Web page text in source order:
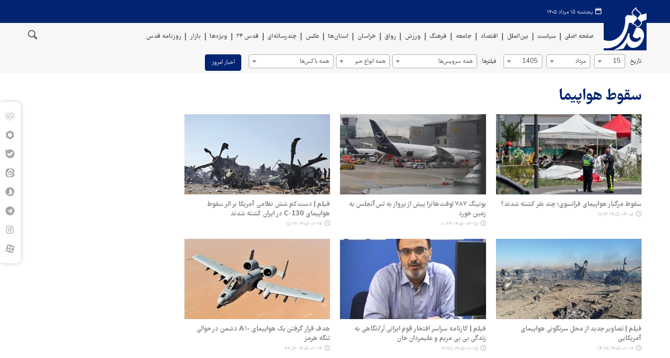
پنجشنبه ۱۵ مرداد ۱۴۰۵
صفحه اصلی سیاست بین‌الملل اقتصاد جامعه فرهنگ ورزش رواق خراسان استان‌ها عکس چندرسانه‌ای قدس ۲۴ ویژه‌ها بازار روزنامه قدس
تاریخ 15 مرداد 1405 فیلترها همه سرویس‌ها همه انواع خبر همه باکس‌ها اخبار امروز
سقوط هواپیما
سقوط مرگبار هواپیمای فرانسوی؛ چند نفر کشته شدند؟
۱۴۰۵-۰۴-۰۸ ۰۹:۲۷
بوئینگ ۷۸۷ لوفت‌هانزا پیش از پرواز به لس‌آنجلس به
زمین خورد
۱۴۰۵-۰۳-۱۵ ۱۰:۳۶
فیلم | دست‌کم شش نظامی آمریکا بر اثر سقوط
هواپیمای C‑130 در ایران کشته شدند
۱۴۰۵-۰۱-۱۷ ۱۵:۲۲
فیلم | تصاویر جدید از محل سرنگونی هواپیمای
آمریکایی
۱۴۰۵-۰۱-۱۶ ۱۴:۲۸
فیلم | کارنامه سراسر افتخار قوم ایرانی لُر/نگاهی به
زندگی بی بی مریم و علیمردان خان
۱۴۰۵-۰۱-۱۵ ۱۹:۴۵
هدف قرار گرفتن یک هواپیمای A۱۰ دشمن در حوالی
تنگه هرمز
۱۴۰۵-۰۱-۱۴ ۲۳:۵۱